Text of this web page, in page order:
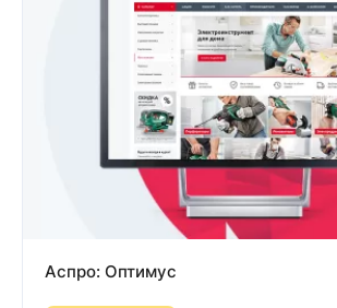
Аспро: Оптимус